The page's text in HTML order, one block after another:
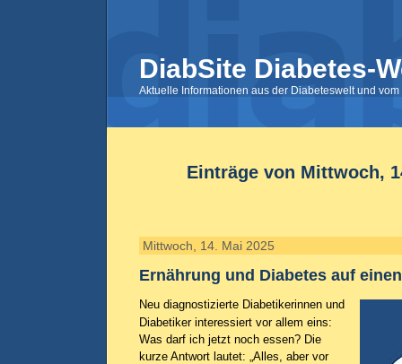
DiabSite Diabetes-
Aktuelle Informationen aus der Diabeteswelt und
Einträge von Mittwoch,
Mittwoch, 14. Mai 2025
Ernährung und Diabetes auf
Neu diagnostizierte Diabetikerinnen und
Diabetiker interessiert vor allem eins:
Was darf ich jetzt noch essen? Die
kurze Antwort lautet: „Alles, aber vor